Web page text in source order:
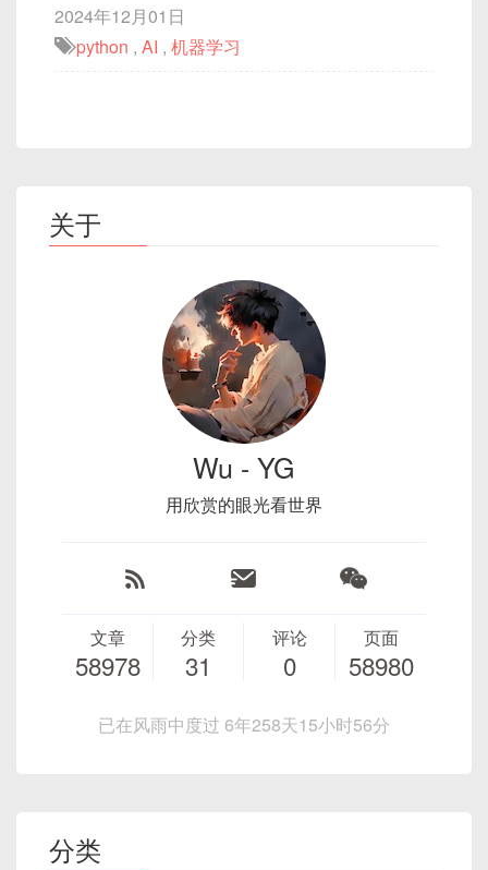
2024年12月01日
python , AI , 机器学习
关于
Wu - YG
用欣赏的眼光看世界
文章
58978
分类
31
评论
0
页面
58980
已在风雨中度过 6年258天15小时56分
分类